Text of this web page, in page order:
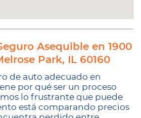
Asequible en 1900
Park, IL 60160
de auto adecuado en
por qué ser un proceso
lo frustrante que puede
está comparando precios